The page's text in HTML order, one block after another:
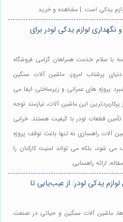
یدکی است. | مشاهده و خرید
نگهداری لوازم یدکی لودر برای
با سلام خدمت همراهان گرامی فروشگاه
پرشتاب امروز، ماشین آلات سنگین
پروژه های عمرانی و زیرساختی ایفا می
این ماشین آلات، نیازمند توجه
تأمین قطعات لودر با کیفیت هستند. خرابی
آلات راهسازی نه تنها باعث توقف پروژه
شود، بلکه می تواند امنیت کارکنان را
ارائه راهنمایی
یدکی لودر: از عیب‌یابی تا
ماشین آلات سنگین و حیاتی در صنعت